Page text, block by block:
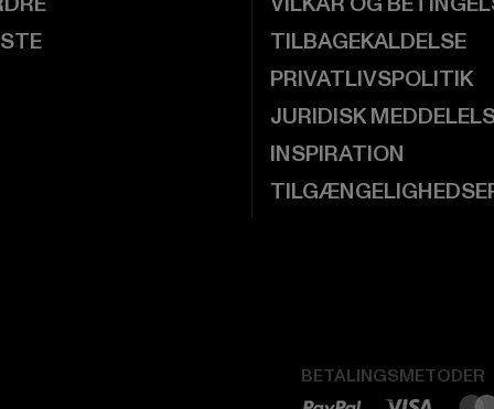
TILBAGEKALDELSE
PRIVATLIVSPOLITIK
JURIDISK
INSPIRATION
BETALINGSMETODER